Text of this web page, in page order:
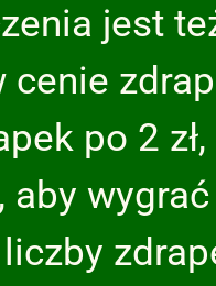
jest
cenie
po 2
aby